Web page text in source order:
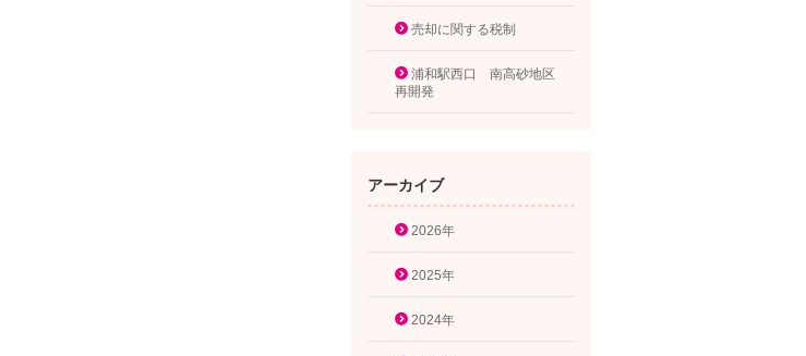
売却に関する税制
浦和駅西口 南高砂地区
再開発
アーカイブ
2026年
2025年
2024年